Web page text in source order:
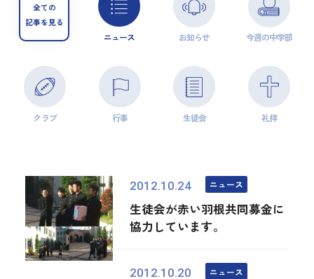
全ての
記事を見る
ニュース お知らせ 今週の中学部
クラブ 行事 生徒会 礼拝
2012.10.24 ニュース
生徒会が赤い羽根共同募金に
協力しています。
2012.10.20 ニュース